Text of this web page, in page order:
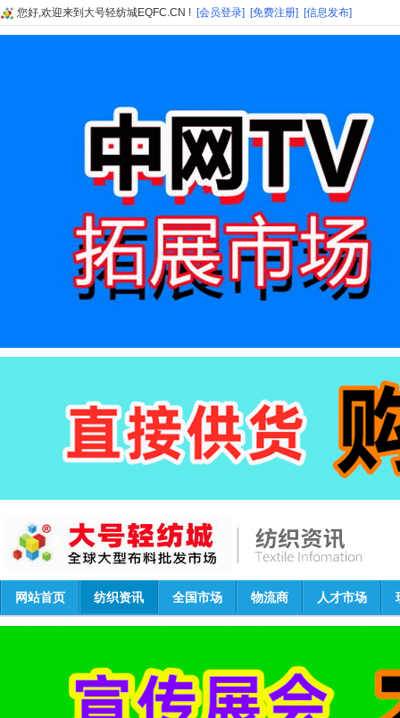
您好,欢迎来到大号轻纺城EQFC.CN ! [会员登录] [免费注册] [信息发布]
网站首页 纺织资讯 全国市场 物流商 人才市场